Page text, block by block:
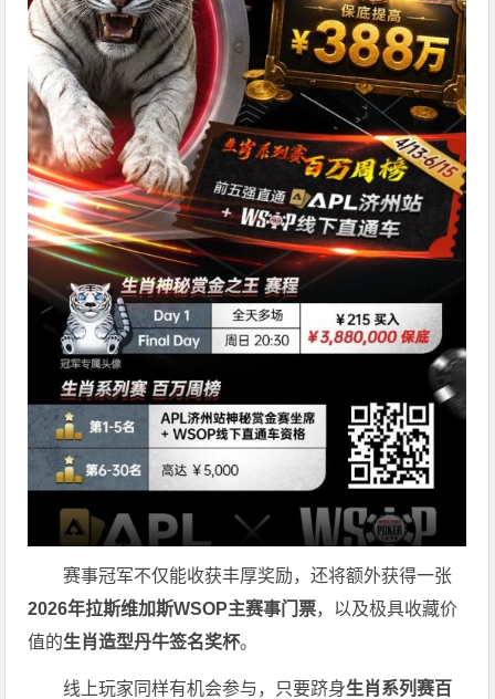
赛事冠军不仅能收获丰厚奖励，还将额外获得一张
2026年拉斯维加斯WSOP主赛事门票，以及极具收藏价
值的生肖造型丹牛签名奖杯。
线上玩家同样有机会参与，只要跻身生肖系列赛百